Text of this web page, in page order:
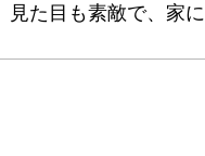
た目も素敵で、家